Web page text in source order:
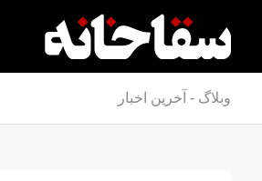
وبلاگ - آخرین اخبار